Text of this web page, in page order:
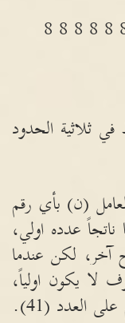
ثلاثية الحدود
(ن) بأي رقم
عدده اولي،
لكن عندما
لا يكون اولياً،
العدد (41).